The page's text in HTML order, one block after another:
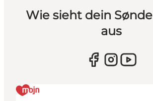
Wie sieht dein
aus